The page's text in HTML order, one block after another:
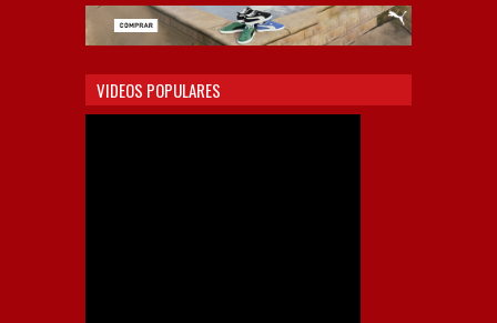
VIDEOS POPULARES